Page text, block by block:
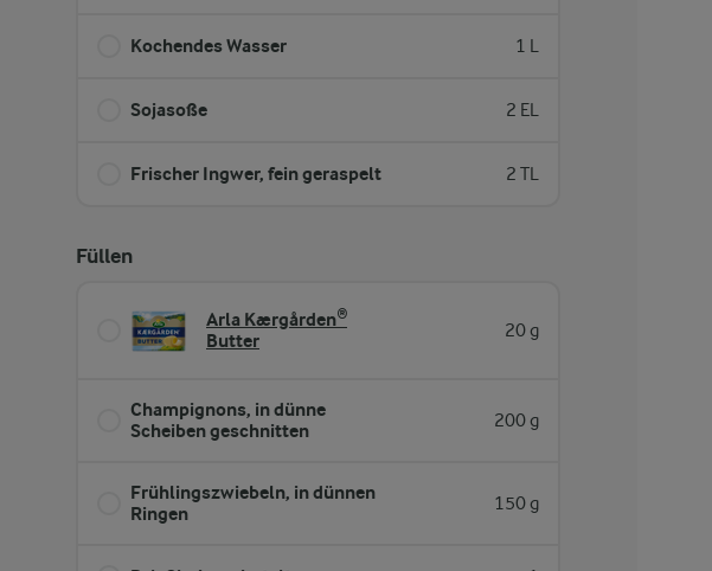
Kochendes Wasser 1 L
Sojasoße 2 EL
Frischer Ingwer, fein geraspelt 2 TL
Füllen
Arla Kærgården®
Butter
20 g
Champignons, in dünne
Scheiben geschnitten
200 g
Frühlingszwiebeln, in dünnen
Ringen
150 g